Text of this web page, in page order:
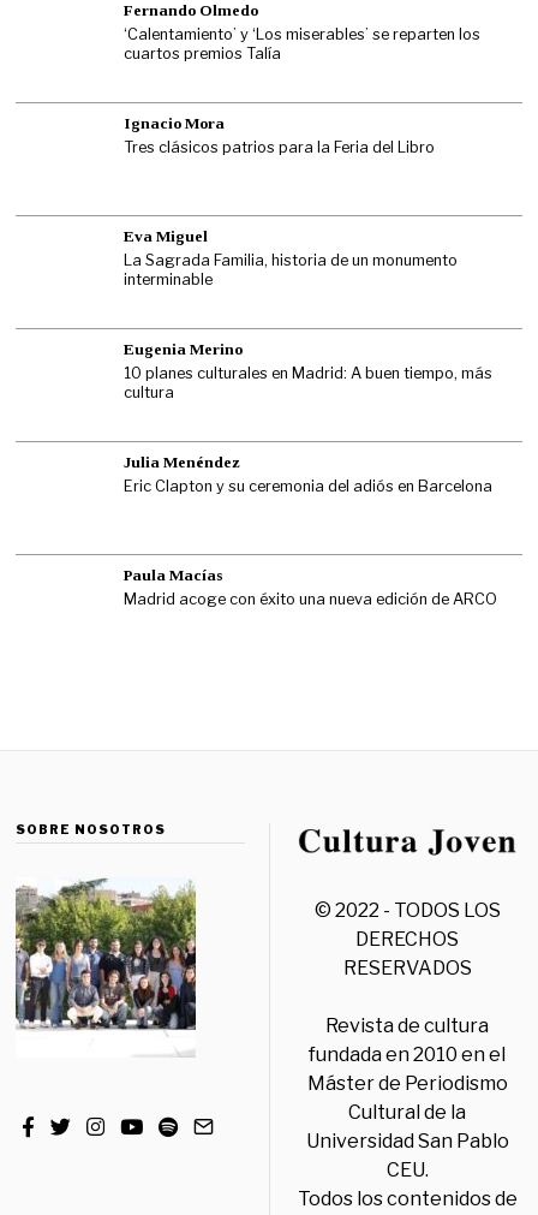
Fernando Olmedo
‘Calentamiento’ y ‘Los miserables’ se reparten los
cuartos premios Talía
Ignacio Mora
Tres clásicos patrios para la Feria del Libro
Eva Miguel
La Sagrada Familia, historia de un monumento
interminable
Eugenia Merino
10 planes culturales en Madrid: A buen tiempo, más
cultura
Julia Menéndez
Eric Clapton y su ceremonia del adiós en Barcelona
Paula Macías
Madrid acoge con éxito una nueva edición de ARCO
SOBRE NOSOTROS
© 2022 - TODOS LOS
DERECHOS
RESERVADOS
Revista de cultura
fundada en 2010 en el
Máster de Periodismo
Cultural de la
Universidad San Pablo
CEU.
Todos los contenidos de